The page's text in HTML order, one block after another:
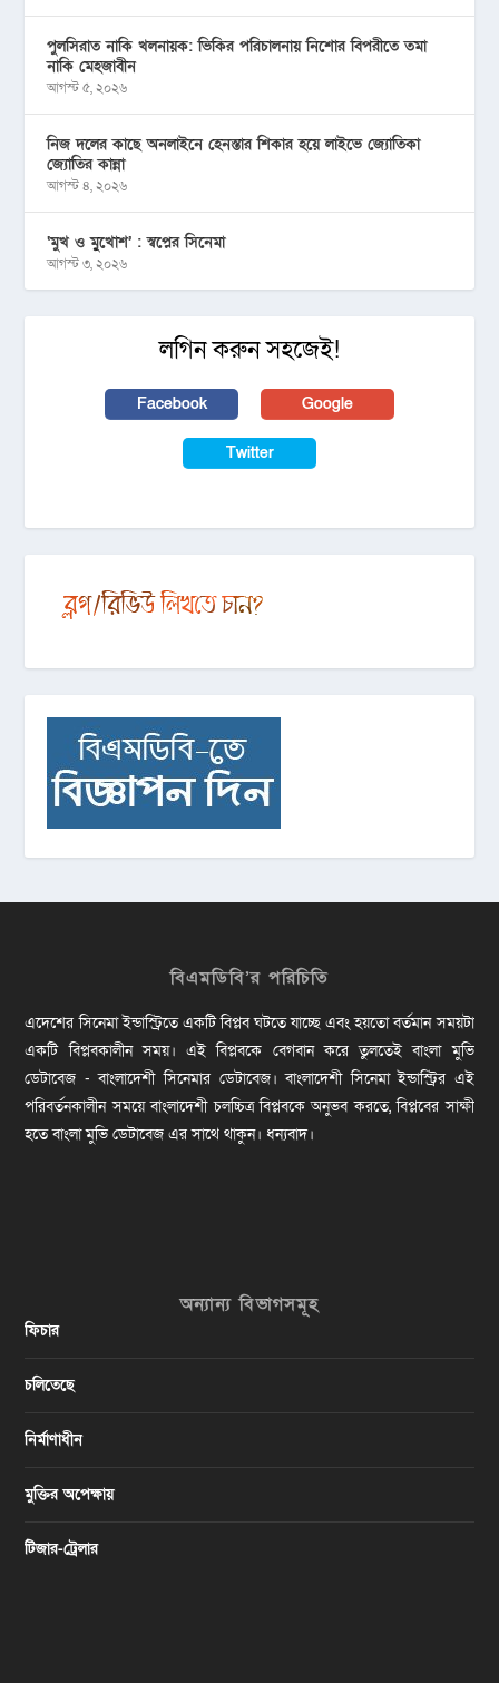
পুলসিরাত নাকি খলনায়ক: ভিকির পরিচালনায় নিশোর বিপরীতে তমা
নাকি মেহজাবীন
আগস্ট ৫, ২০২৬
নিজ দলের কাছে অনলাইনে হেনস্তার শিকার হয়ে লাইভে জ্যোতিকা
জ্যোতির কান্না
আগস্ট ৪, ২০২৬
‘মুখ ও মু্খোশ’ : স্বপ্নের সিনেমা
আগস্ট ৩, ২০২৬
লগিন করুন সহজেই!
Facebook Google
Twitter
বিএমডিবি’র পরিচিতি
এদেশের সিনেমা ইন্ডাস্ট্রিতে একটি বিপ্লব ঘটতে যাচ্ছে এবং হয়তো বর্তমান সময়টা
একটি বিপ্লবকালীন সময়। এই বিপ্লবকে বেগবান করে তুলতেই বাংলা মুভি
ডেটাবেজ - বাংলাদেশী সিনেমার ডেটাবেজ। বাংলাদেশী সিনেমা ইন্ডাস্ট্রির এই
পরিবর্তনকালীন সময়ে বাংলাদেশী চলচ্চিত্র বিপ্লবকে অনুভব করতে, বিপ্লবের সাক্ষী
হতে বাংলা মুভি ডেটাবেজ এর সাথে থাকুন। ধন্যবাদ।
অন্যান্য বিভাগসমূহ
ফিচার
চলিতেছে
নির্মাণাধীন
মুক্তির অপেক্ষায়
টিজার-ট্রেলার